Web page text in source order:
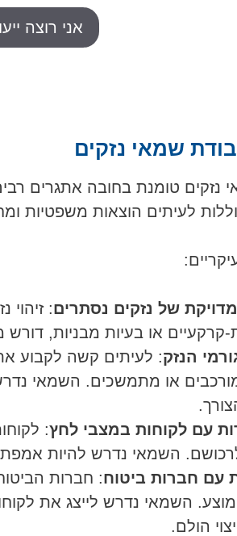
אני רוצה
שמאי נזקים
נזקים טומנת בחובה אתגרים
לעיתים הוצאות משפטיות
של נזקים נסתרים: זיהוי
קרקעיים או בעיות מבניות, דורש
הנזק: לעיתים קשה לקבוע
או מתמשכים. השמאי
עם לקוחות במצבי לחץ:
השמאי נדרש להיות
עם חברות ביטוח: חברות
השמאי נדרש לייצג את
הולם.